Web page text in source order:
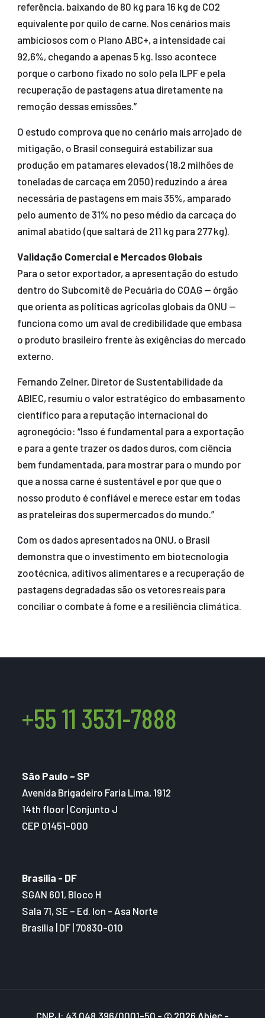
referência, baixando de 80 kg para 16 kg de CO2
equivalente por quilo de carne. Nos cenários mais
ambiciosos com o Plano ABC+, a intensidade cai
92,6%, chegando a apenas 5 kg. Isso acontece
porque o carbono fixado no solo pela ILPF e pela
recuperação de pastagens atua diretamente na
remoção dessas emissões.”
O estudo comprova que no cenário mais arrojado de
mitigação, o Brasil conseguirá estabilizar sua
produção em patamares elevados (18,2 milhões de
toneladas de carcaça em 2050) reduzindo a área
necessária de pastagens em mais 35%, amparado
pelo aumento de 31% no peso médio da carcaça do
animal abatido (que saltará de 211 kg para 277 kg).
Validação Comercial e Mercados Globais
Para o setor exportador, a apresentação do estudo
dentro do Subcomitê de Pecuária do COAG — órgão
que orienta as políticas agrícolas globais da ONU —
funciona como um aval de credibilidade que embasa
o produto brasileiro frente às exigências do mercado
externo.
Fernando Zelner, Diretor de Sustentabilidade da
ABIEC, resumiu o valor estratégico do embasamento
científico para a reputação internacional do
agronegócio: “Isso é fundamental para a exportação
e para a gente trazer os dados duros, com ciência
bem fundamentada, para mostrar para o mundo por
que a nossa carne é sustentável e por que que o
nosso produto é confiável e merece estar em todas
as prateleiras dos supermercados do mundo.”
Com os dados apresentados na ONU, o Brasil
demonstra que o investimento em biotecnologia
zootécnica, aditivos alimentares e a recuperação de
pastagens degradadas são os vetores reais para
conciliar o combate à fome e a resiliência climática.
+55 11 3531-7888
São Paulo – SP
Avenida Brigadeiro Faria Lima, 1912
14th floor | Conjunto J
CEP 01451-000
Brasília - DF
SGAN 601, Bloco H
Sala 71, SE – Ed. Ion - Asa Norte
Brasília | DF | 70830-010